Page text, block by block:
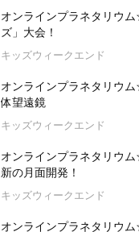
オンラインプラネタリウ
ズ」大会！
キッズウィークエンド
オンラインプラネタリウ
体望遠鏡
キッズウィークエンド
オンラインプラネタリウ
新の月面開発！
キッズウィークエンド
オンラインプラネタリウ